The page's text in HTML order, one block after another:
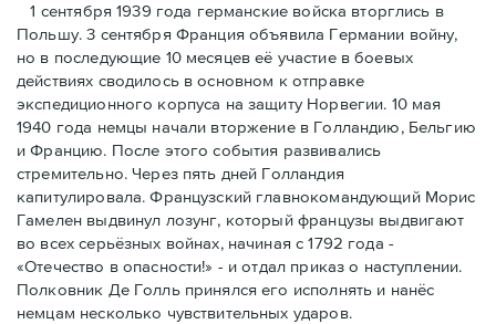
1 сентября 1939 года германские войска вторглись в
Польшу. 3 сентября Франция объявила Германии войну,
но в последующие 10 месяцев её участие в боевых
действиях сводилось в основном к отправке
экспедиционного корпуса на защиту Норвегии. 10 мая
1940 года немцы начали вторжение в Голландию, Бельгию
и Францию. После этого события развивались
стремительно. Через пять дней Голландия
капитулировала. Французский главнокомандующий Морис
Гамелен выдвинул лозунг, который французы выдвигают
во всех серьёзных войнах, начиная с 1792 года -
«Отечество в опасности!» - и отдал приказ о наступлении.
Полковник Дe Голль принялся его исполнять и нанёс
немцам несколько чувствительных ударов.